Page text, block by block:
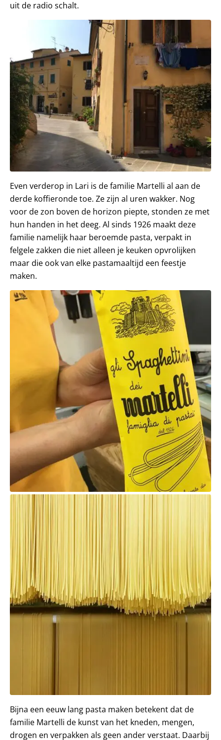
uit de radio schalt.
Even verderop in Lari is de familie Martelli al aan de
derde koffieronde toe. Ze zijn al uren wakker. Nog
voor de zon boven de horizon piepte, stonden ze met
hun handen in het deeg. Al sinds 1926 maakt deze
familie namelijk haar beroemde pasta, verpakt in
felgele zakken die niet alleen je keuken opvrolijken
maar die ook van elke pastamaaltijd een feestje
maken.
Bijna een eeuw lang pasta maken betekent dat de
familie Martelli de kunst van het kneden, mengen,
drogen en verpakken als geen ander verstaat. Daarbij